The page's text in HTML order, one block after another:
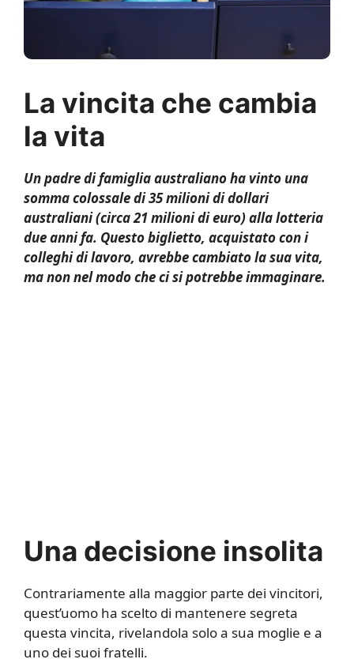
La vincita che cambia
la vita
Un padre di famiglia australiano ha vinto una
somma colossale di 35 milioni di dollari
australiani (circa 21 milioni di euro) alla lotteria
due anni fa. Questo biglietto, acquistato con i
colleghi di lavoro, avrebbe cambiato la sua vita,
ma non nel modo che ci si potrebbe immaginare.
Una decisione insolita
Contrariamente alla maggior parte dei vincitori,
quest’uomo ha scelto di mantenere segreta
questa vincita, rivelandola solo a sua moglie e a
uno dei suoi fratelli.